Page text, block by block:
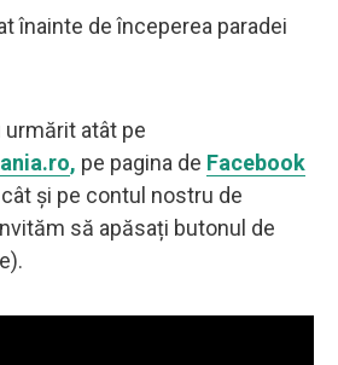
înainte de începerea paradei
urmărit atât pe
, pe pagina de Facebook
cât și pe contul nostru de
să apăsați butonul de